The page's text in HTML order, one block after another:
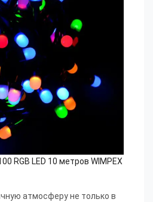
RGB LED 10 метров WIMPEX
атмосферу не только в